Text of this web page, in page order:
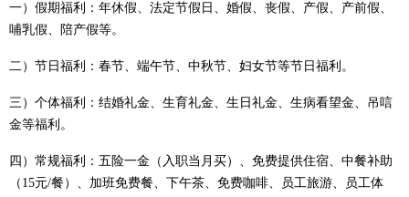
一） 假期福利：年休假、法定节假日、婚假、丧假、产假、产前假、
哺乳假、陪产假等。
二） 节日福利：春节、端午节、中秋节、妇女节等节日福利。
三） 个体福利：结婚礼金、生育礼金、生日礼金、生病看望金、吊唁
金等福利。
四） 常规福利：五险一金（入职当月买）、免费提供住宿、中餐补助
（ 15元/餐）、加班免费餐、下午茶、免费咖啡、员工旅游、员工体